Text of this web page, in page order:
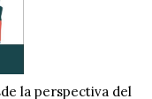
la perspectiva del